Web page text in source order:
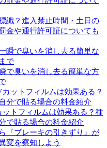
識？進入禁止時間・土日の
金や通行許可証についても
で臭いを消し去る簡単な方
ットフィルムは効果ある？種
で貼る場合の料金紹介